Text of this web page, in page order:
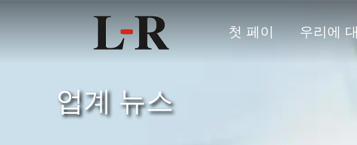
첫 페이 우리에 대
업계 뉴스